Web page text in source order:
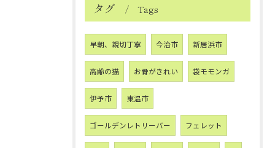
タグ Tags
早朝、親切丁寧 今治市 新居浜市
高齢の猫 お骨がきれい 袋モモンガ
伊予市 東温市
ゴールデンレトリーバー フェレット